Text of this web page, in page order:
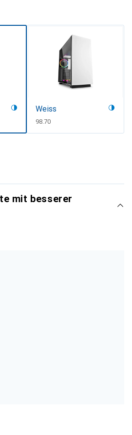
Weiss
CHF
98.70
mit besserer